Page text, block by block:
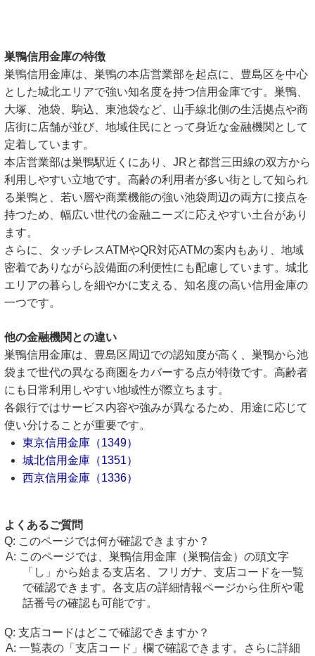
巣鴨信用金庫の特徴
巣鴨信用金庫は、巣鴨の本店営業部を起点に、豊島区を中心
とした城北エリアで強い知名度を持つ信用金庫です。巣鴨、
大塚、池袋、駒込、東池袋など、山手線北側の生活拠点や商
店街に店舗が並び、地域住民にとって身近な金融機関として
定着しています。
本店営業部は巣鴨駅近くにあり、JRと都営三田線の双方から
利用しやすい立地です。高齢の利用者が多い街として知られ
る巣鴨と、若い層や商業機能の強い池袋周辺の両方に接点を
持つため、幅広い世代の金融ニーズに応えやすい土台があり
ます。
さらに、タッチレスATMやQR対応ATMの案内もあり、地域
密着でありながら設備面の利便性にも配慮しています。城北
エリアの暮らしを細やかに支える、知名度の高い信用金庫の
一つです。
他の金融機関との違い
巣鴨信用金庫は、豊島区周辺での認知度が高く、巣鴨から池
袋まで世代の異なる商圏をカバーする点が特徴です。高齢者
にも日常利用しやすい地域性が際立ちます。
各銀行ではサービス内容や強みが異なるため、用途に応じて
使い分けることが重要です。
東京信用金庫（1349）
城北信用金庫（1351）
西京信用金庫（1336）
よくあるご質問
このページでは何が確認できますか？
このページでは、巣鴨信用金庫（巣鴨信金）の頭文字
「し」から始まる支店名、フリガナ、支店コードを一覧
で確認できます。各支店の詳細情報ページから住所や電
話番号の確認も可能です。
支店コードはどこで確認できますか？
一覧表の「支店コード」欄で確認できます。さらに詳細